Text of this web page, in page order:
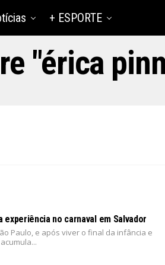
+ ESPORTE
"érica
no carnaval em Salvador
Paulo, e após viver o final da infância e